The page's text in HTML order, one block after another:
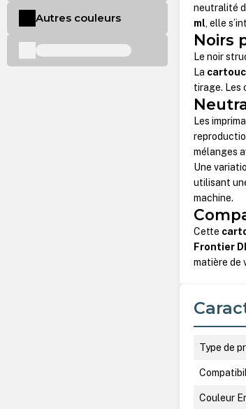
neutralité
ml, elle
Noirs
Le noir
La
tirage. Les
Les
mélanges
Une
utilisant
machine.
Cette
Frontier
matière de
Type de
Couleur
Autres couleurs